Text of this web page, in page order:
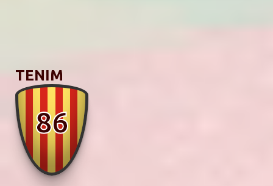
TENIM
86